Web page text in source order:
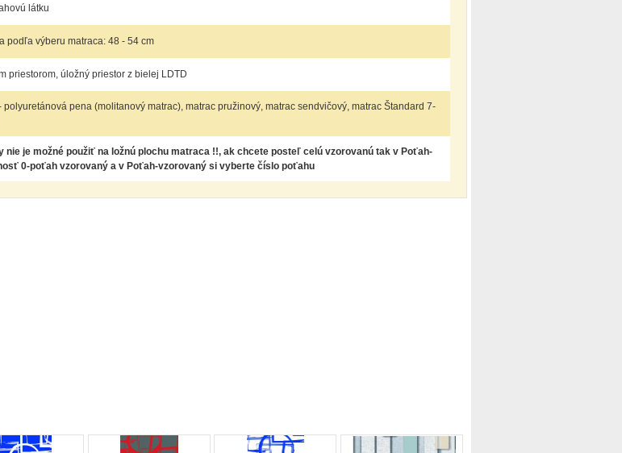
látku
podľa výberu matraca: 48 - 54 cm
priestorom, úložný priestor z bielej LDTD
pena (molitanový matrac), matrac pružinový, matrac sendvičový, matrac Štandard 7-
nie je možné použiť na ložnú plochu matraca !!, ak chcete posteľ celú vzorovanú tak v Poťah-
0-poťah vzorovaný a v Poťah-vzorovaný si vyberte číslo poťahu